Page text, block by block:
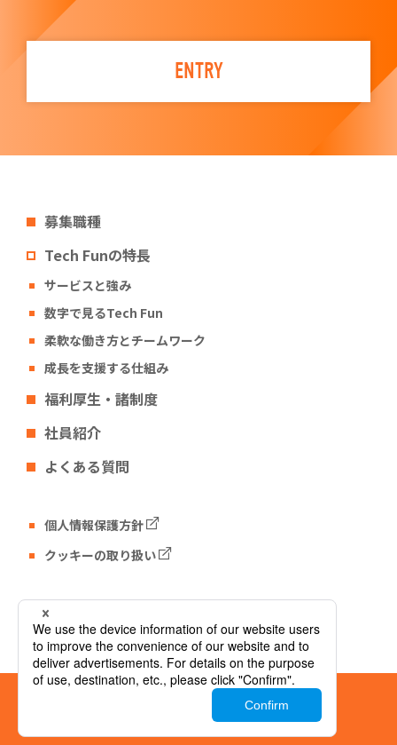
ENTRY
募集職種
Tech Funの特長
サービスと強み
数字で見るTech Fun
柔軟な働き方とチームワーク
成長を支援する仕組み
福利厚生・諸制度
社員紹介
よくある質問
個人情報保護方針
クッキーの取り扱い
Tech Fun コーポレートサイト
© Tech Fun Corporation